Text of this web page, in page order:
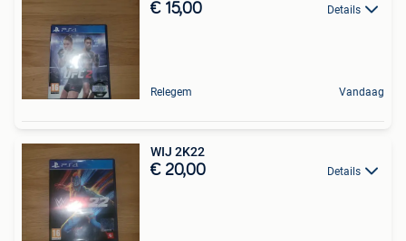
€ 15,00 Details
Relegem Vandaag
WIJ 2K22
€ 20,00 Details